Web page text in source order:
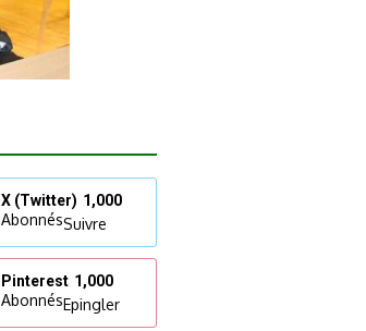
X (Twitter) 1,000
AbonnésSuivre
Pinterest 1,000
AbonnésEpingler